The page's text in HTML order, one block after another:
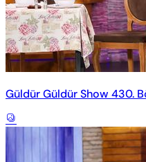
Güldür Güldür Show 430.